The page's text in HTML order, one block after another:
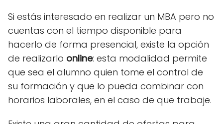
Si estás interesado en realizar un MBA pero no
cuentas con el tiempo disponible para
hacerlo de forma presencial, existe la opción
de realizarlo online: esta modalidad permite
que sea el alumno quien tome el control de
su formación y que lo pueda combinar con
horarios laborales, en el caso de que trabaje.